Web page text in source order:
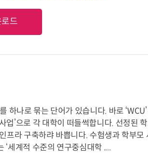
드
나로 묶는 단어가 있습니다. 바로
’으로 각 대학이 떠들썩합니다. 선정된
프라 구축하랴 바쁩니다. 수험생과 학부모
세계적 수준의 연구중심대학 ....